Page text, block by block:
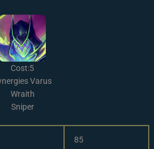
Cost:5
Varus
Wraith
Sniper
85